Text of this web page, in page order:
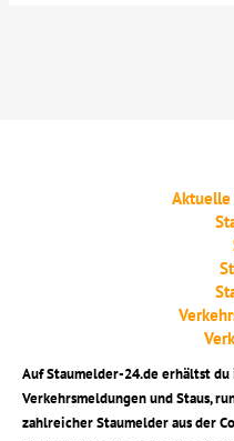
Aktuelle
Auf Staumelder-24.de erhältst
Verkehrsmeldungen und Staus,
zahlreicher Staumelder aus der